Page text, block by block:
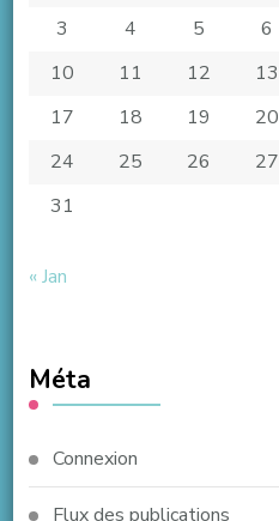
3
4 5 6
10
11 12 13
17
18 19 20
24
25 26 27
31
« Jan
Méta
Connexion
Flux des publications